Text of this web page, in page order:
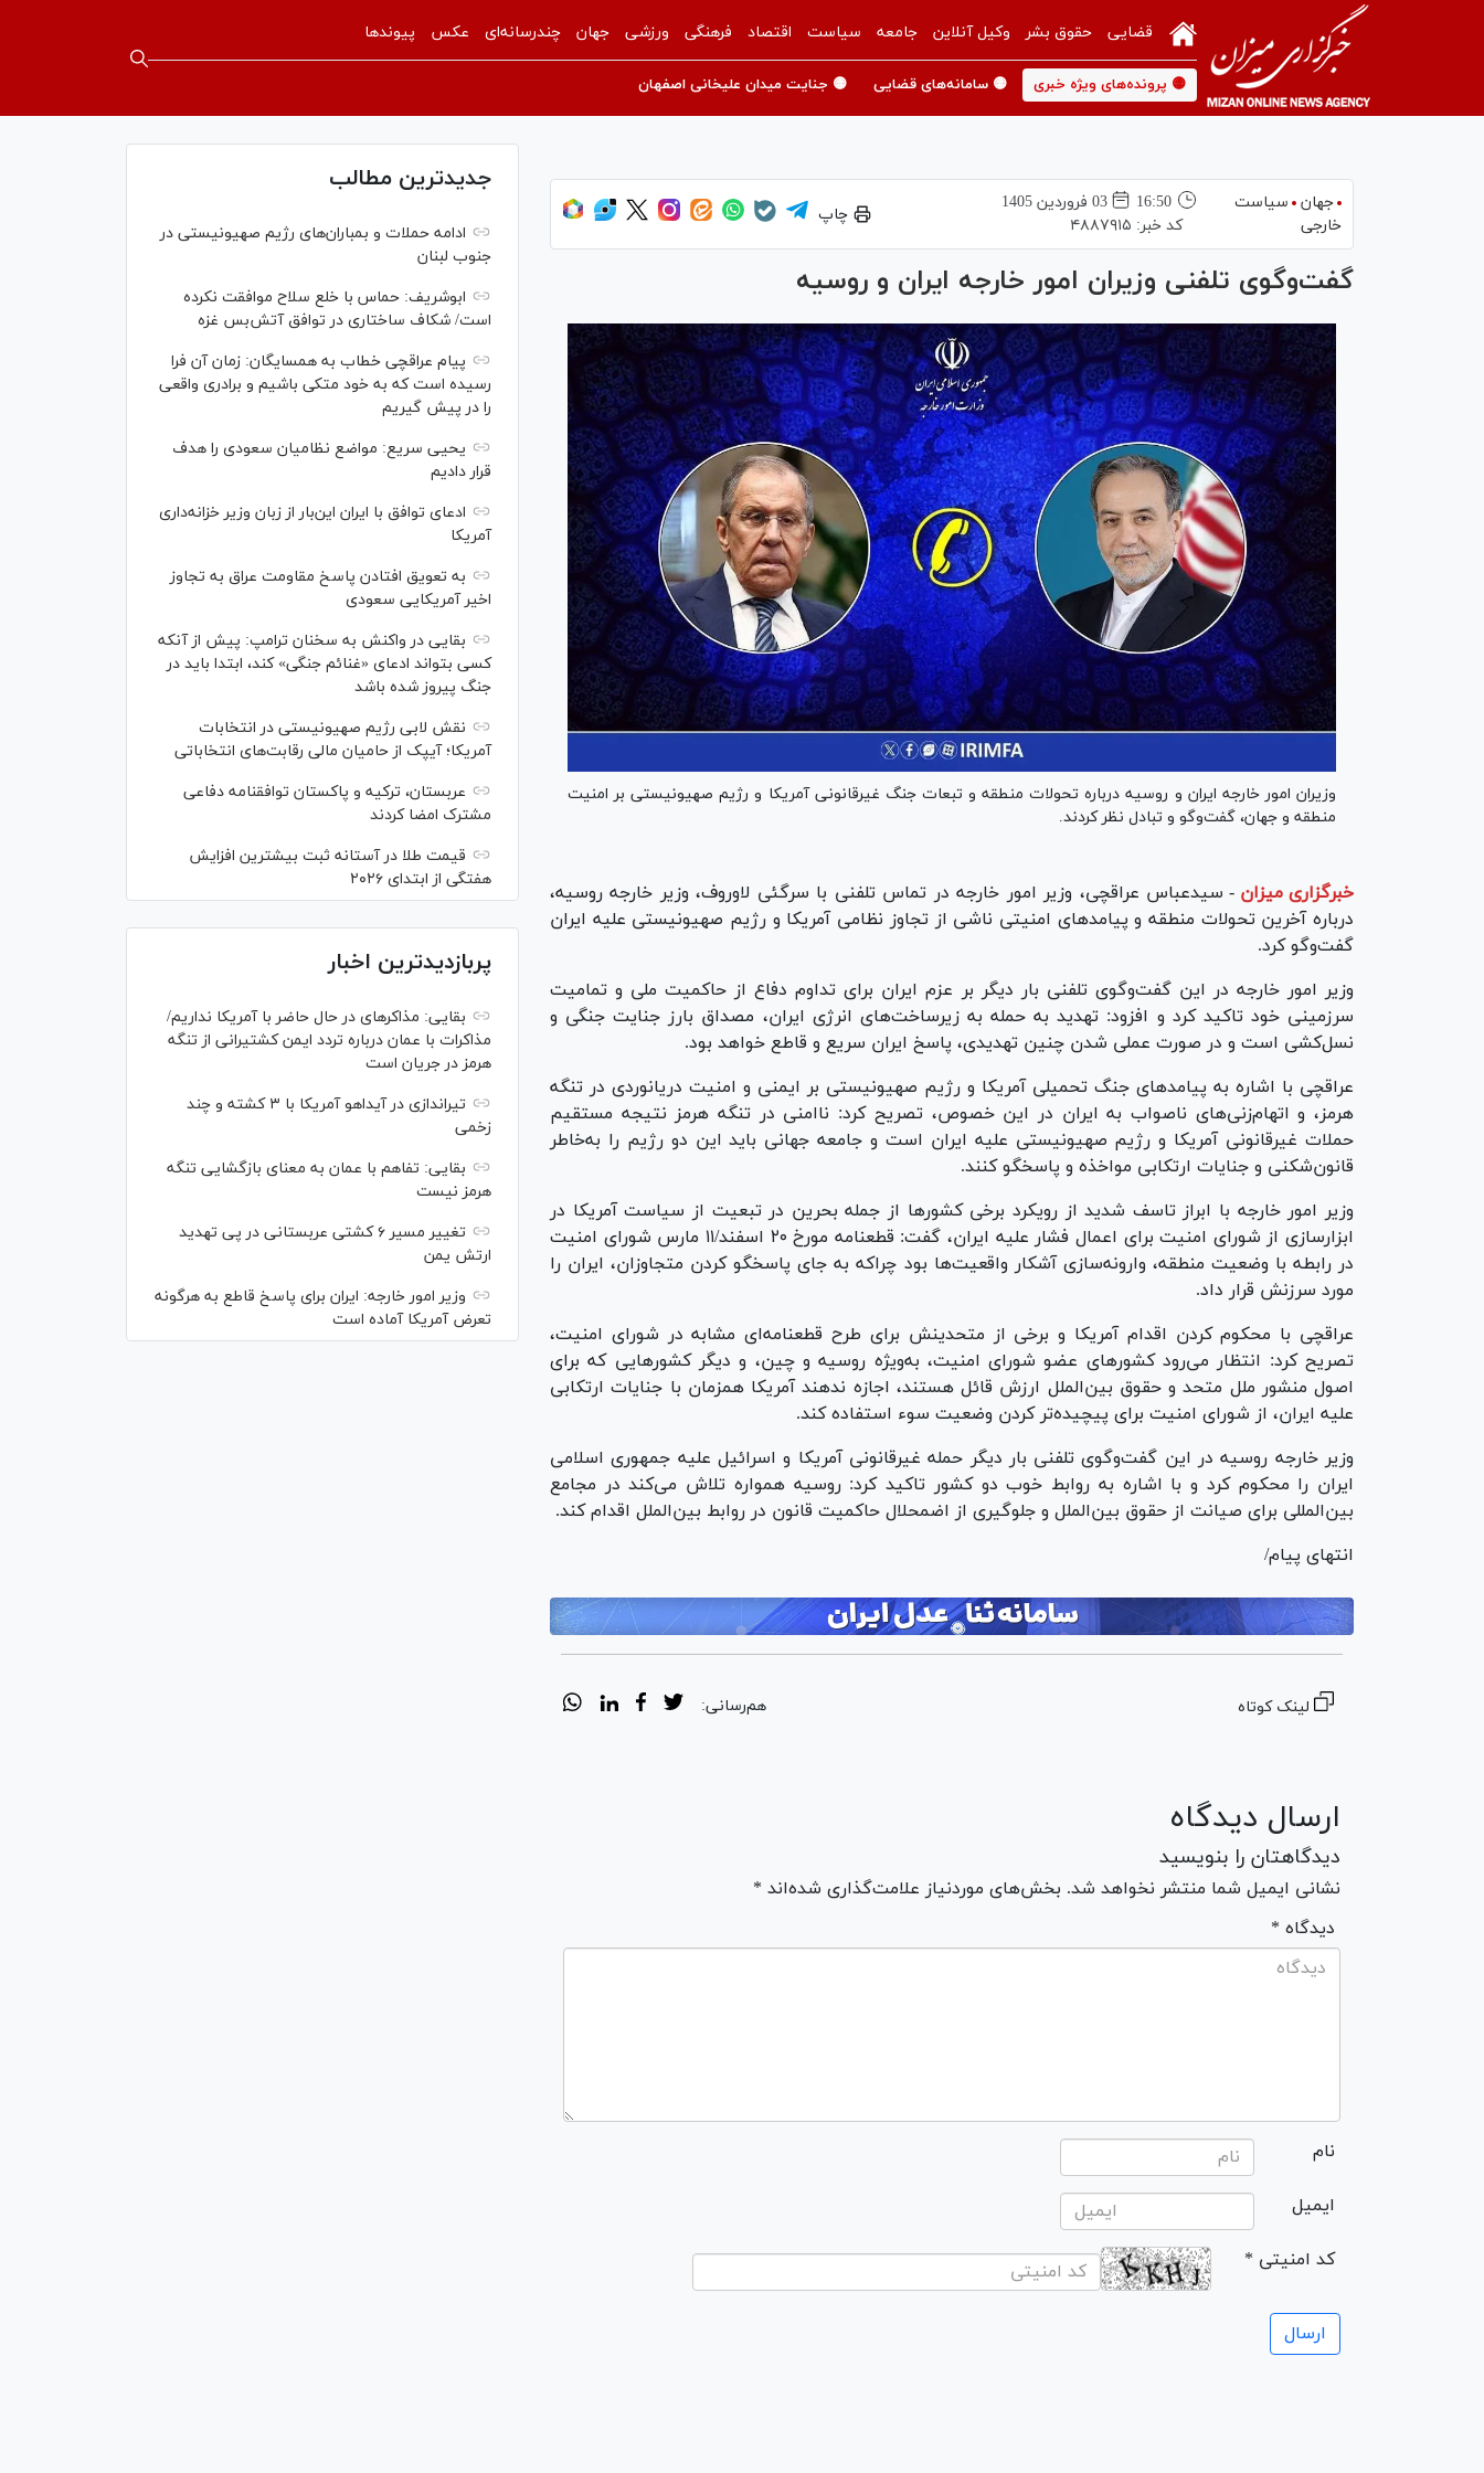
قضایی حقوق بشر وکیل آنلاین جامعه سیاست اقتصاد فرهنگی ورزشی جهان چندرسانه‌ای عکس پیوندها
🟡 پرونده‌های ویژه خبری 🟡 سامانه‌های قضایی 🟡 جنایت میدان علیخانی اصفهان
جهان
سیاست
خارجی
16:50
03 فروردين 1405
کد خبر: ۴۸۸۷۹۱۵
چاپ
گفت‌وگوی تلفنی وزیران امور خارجه ایران و روسیه
وزیران امور خارجه ایران و روسیه درباره تحولات منطقه و تبعات جنگ غیرقانونی آمریکا و رژیم صهیونیستی بر امنیت
منطقه و جهان، گفت‌و‌گو و تبادل نظر کردند.
خبرگزاری میزان - سیدعباس عراقچی، وزیر امور خارجه در تماس تلفنی با سرگئی لاوروف، وزیر خارجه روسیه،
درباره آخرین تحولات منطقه و پیامد‌های امنیتی ناشی از تجاوز نظامی آمریکا و رژیم صهیونیستی علیه ایران
گفت‌و‌گو کرد.
وزیر امور خارجه در این گفت‌وگوی تلفنی بار دیگر بر عزم ایران برای تداوم دفاع از حاکمیت ملی و تمامیت
سرزمینی خود تاکید کرد و افزود: تهدید به حمله به زیر‌ساخت‌های انرژی ایران، مصداق بارز جنایت جنگی و
نسل‌کشی است و در صورت عملی شدن چنین تهدیدی، پاسخ ایران سریع و قاطع خواهد بود.
عراقچی با اشاره به پیامد‌های جنگ تحمیلی آمریکا و رژیم صهیونیستی بر ایمنی و امنیت دریانوردی در تنگه
هرمز، و اتهام‌زنی‌های ناصواب به ایران در این خصوص، تصریح کرد: ناامنی در تنگه هرمز نتیجه مستقیم
حملات غیرقانونی آمریکا و رژیم صهیونیستی علیه ایران است و جامعه جهانی باید این دو رژیم را به‌خاطر
قانون‌شکنی و جنایات ارتکابی مواخذه و پاسخگو کنند.
وزیر امور خارجه با ابراز تاسف شدید از رویکرد برخی کشور‌ها از جمله بحرین در تبعیت از سیاست آمریکا در
ابزارسازی از شورای امنیت برای اعمال فشار علیه ایران، گفت: قطعنامه مورخ ۲۰ اسفند/۱۱ مارس شورای امنیت
در رابطه با وضعیت منطقه، وارونه‌سازی آشکار واقعیت‌ها بود چراکه به جای پاسخگو کردن متجاوزان، ایران را
مورد سرزنش قرار داد.
عراقچی با محکوم کردن اقدام آمریکا و برخی از متحدینش برای طرح قطعنامه‌ای مشابه در شورای امنیت،
تصریح کرد: انتظار می‌رود کشور‌های عضو شورای امنیت، به‌ویژه روسیه و چین، و دیگر کشور‌هایی که برای
اصول منشور ملل متحد و حقوق بین‌الملل ارزش قائل هستند، اجازه ندهند آمریکا همزمان با جنایات ارتکابی
علیه ایران، از شورای امنیت برای پیچیده‌تر کردن وضعیت سوء استفاده کند.
وزیر خارجه روسیه در این گفت‌وگوی تلفنی بار دیگر حمله غیرقانونی آمریکا و اسرائیل علیه جمهوری اسلامی
ایران را محکوم کرد و با اشاره به روابط خوب دو کشور تاکید کرد: روسیه همواره تلاش می‌کند در مجامع
بین‌المللی برای صیانت از حقوق بین‌الملل و جلوگیری از اضمحلال حاکمیت قانون در روابط بین‌الملل اقدام کند.
انتهای پیام/
لینک کوتاه هم‌رسانی:
ارسال دیدگاه
دیدگاهتان را بنویسید
نشانی ایمیل شما منتشر نخواهد شد. بخش‌های موردنیاز علامت‌گذاری شده‌اند *
* دیدگاه
نام
ایمیل
* کد امنیتی
جدیدترین مطالب
ادامه حملات و بمباران‌های رژیم صهیونیستی در
جنوب لبنان
ابوشریف: حماس با خلع سلاح موافقت نکرده
است/ شکاف ساختاری در توافق آتش‌‎بس غزه
پیام عراقچی خطاب به همسایگان: زمان آن فرا
رسیده است که به خود متکی باشیم و برادری واقعی
را در پیش گیریم
یحیی سریع: مواضع نظامیان سعودی را هدف
قرار دادیم
ادعای توافق با ایران این‌بار از زبان وزیر خزانه‌داری
آمریکا
به تعویق افتادن پاسخ مقاومت عراق به تجاوز
اخیر آمریکایی سعودی
بقایی در واکنش به سخنان ترامپ: پیش از آنکه
کسی بتواند ادعای «غنائم جنگی» کند، ابتدا باید در
جنگ پیروز شده باشد
نقش لابی رژیم صهیونیستی در انتخابات
آمریکا؛ آیپک از حامیان مالی رقابت‌های انتخاباتی
عربستان، ترکیه و پاکستان توافقنامه دفاعی
مشترک امضا کردند
قیمت طلا در آستانه ثبت بیشترین افزایش
هفتگی از ابتدای ۲۰۲۶
پربازدیدترین اخبار
بقایی: مذاکره‎ای در حال حاضر با آمریکا نداریم/
مذاکرات با عمان درباره تردد ایمن کشتیرانی از تنگه
هرمز در جریان است
تیراندازی در آیداهو آمریکا با ۳ کشته و چند
زخمی
بقایی: تفاهم با عمان به معنای بازگشایی تنگه
هرمز نیست
تغییر مسیر ۶ کشتی عربستانی در پی تهدید
ارتش یمن
وزیر امور خارجه: ایران برای پاسخ قاطع به هرگونه
تعرض آمریکا آماده است